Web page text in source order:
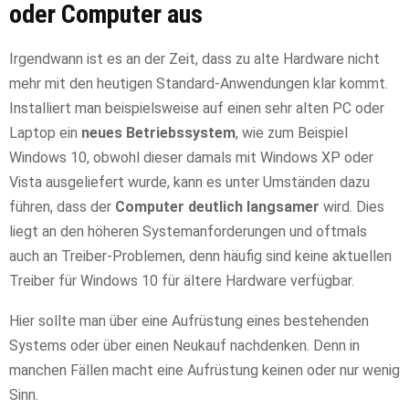
oder Computer aus
Irgendwann ist es an der Zeit, dass zu alte Hardware nicht
mehr mit den heutigen Standard-Anwendungen klar kommt.
Installiert man beispielsweise auf einen sehr alten PC oder
Laptop ein neues Betriebssystem, wie zum Beispiel
Windows 10, obwohl dieser damals mit Windows XP oder
Vista ausgeliefert wurde, kann es unter Umständen dazu
führen, dass der Computer deutlich langsamer wird. Dies
liegt an den höheren Systemanforderungen und oftmals
auch an Treiber-Problemen, denn häufig sind keine aktuellen
Treiber für Windows 10 für ältere Hardware verfügbar.
Hier sollte man über eine Aufrüstung eines bestehenden
Systems oder über einen Neukauf nachdenken. Denn in
manchen Fällen macht eine Aufrüstung keinen oder nur wenig
Sinn.